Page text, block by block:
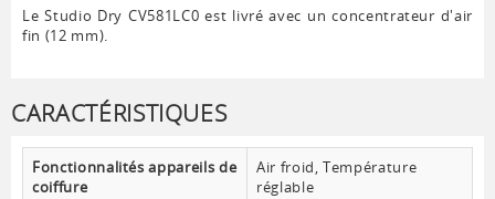
Le Studio Dry CV581LC0 est livré avec un concentrateur d'air
fin (12 mm).
CARACTÉRISTIQUES
Fonctionnalités appareils de
coiffure
Air froid, Température
réglable